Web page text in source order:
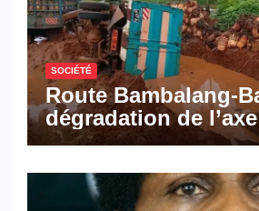
SOCIÉTÉ
Route Bambalang-
dégradation de
les activités